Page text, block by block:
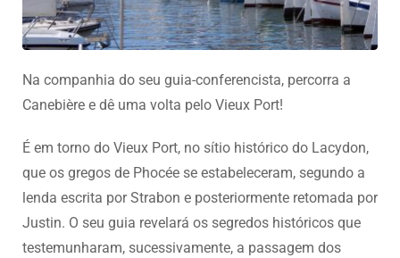
Na companhia do seu guia-conferencista, percorra a
Canebière e dê uma volta pelo Vieux Port!
É em torno do Vieux Port, no sítio histórico do Lacydon,
que os gregos de Phocée se estabeleceram, segundo a
lenda escrita por Strabon e posteriormente retomada por
Justin. O seu guia revelará os segredos históricos que
testemunharam, sucessivamente, a passagem dos